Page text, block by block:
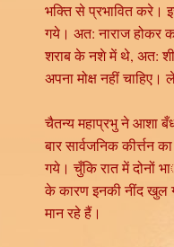
भक्ति से प्रभावित करे।
गये। अत: नाराज होकर
शराब के नशे में थे, अत:
अपना मोक्ष नहीं
चैतन्य महाप्रभु ने आशा
बार सार्वजनिक कीर्त्तन
गये। चुँकि रात में दोनों
के कारण इनकी नींद खुल
मान रहे हैं।